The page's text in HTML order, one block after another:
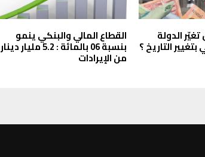
هل تغيّر الدولة
التاريخ ؟
القطاع المالي والبنكي ينمو
بنسبة 06 بالمائة : 5.2 مليار دينار
من الإيرادات